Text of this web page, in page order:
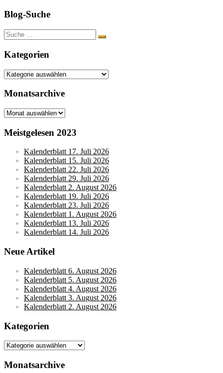
Blog-Suche
Suche
nach:
Kategorien
Kategorien
Monatsarchive
Monatsarchive
Meistgelesen 2023
Kalenderblatt 17. Juli 2026
Kalenderblatt 15. Juli 2026
Kalenderblatt 22. Juli 2026
Kalenderblatt 29. Juli 2026
Kalenderblatt 2. August 2026
Kalenderblatt 19. Juli 2026
Kalenderblatt 23. Juli 2026
Kalenderblatt 1. August 2026
Kalenderblatt 13. Juli 2026
Kalenderblatt 14. Juli 2026
Neue Artikel
Kalenderblatt 6. August 2026
Kalenderblatt 5. August 2026
Kalenderblatt 4. August 2026
Kalenderblatt 3. August 2026
Kalenderblatt 2. August 2026
Kategorien
Kategorien
Monatsarchive